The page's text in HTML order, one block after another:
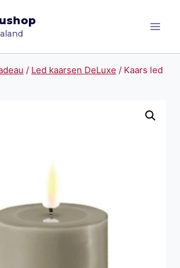
/ Led kaarsen DeLuxe / Kaars led